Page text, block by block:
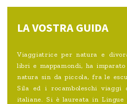
LA VOSTRA GUIDA
Viaggiatrice per natura e
libri e mappamondi, ha
natura sin da piccola, fra le
Sila ed i rocamboleschi
italiane. Si è laureata in